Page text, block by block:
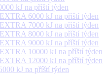
kJ na příští týden
6000 kJ na příští týden
7000 kJ na příští týden
8000 kJ na příští týden
9000 kJ na příští týden
10000 kJ na příští týden
12000 kJ na příští týden
kJ na příští týden